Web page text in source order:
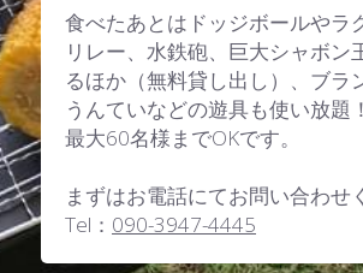
食べたあとはドッジボールやラ
リレー、水鉄砲、巨大シャボン
るほか（無料貸し出し）、ブラ
うんていなどの遊具も使い放題！
最大60名様までOKです。
まずはお電話にてお問い合わせ
Tel： 090-3947-4445